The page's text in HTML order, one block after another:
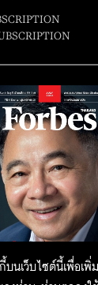
บนเว็บไซต์นี้เพื่อเพิ่ม